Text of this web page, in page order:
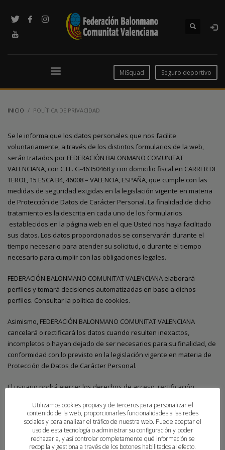
MiSquad Seguro deportivo
INICIO POLÍTICA DE PRIVACIDAD
Se le informa que los datos personales que nos facilite
voluntariamente, a través de los distintos formularios de la web,
serán tratados por FEDERACIÓN BALONMANO COMUNITAT
VALENCIANA, con C.I.F. G-46350468 y con domicilio fiscal en CARRER DE
TEROL, 15 ESCA B4, 46008 – VALENCIA, ESPAÑA, que cumple con las
medidas de seguridad exigidas en la legislación vigente en materia
de Protección de Datos de Carácter Personal. La finalidad de dicho
tratamiento es la descrita en cada uno de los formularios
establecidos en la página web en el que Usted nos haya facilitado
sus datos. Los datos proporcionados se conservarán durante el
tiempo necesario para atender su solicitud, o durante el tiempo
necesario para cumplir con las obligaciones legales.
FEDERACIÓN BALONMANO COMUNITAT VALENCIANA elaborará
perfiles y tomará decisiones automatizadas en base a dichos
perfiles. Consultar la política de cookies.
Asimismo, FEDERACIÓN BALONMANO COMUNITAT VALENCIANA
cancelará o rectificará los datos cuando resulten inexactos,
incompletos o hayan dejado de ser necesarios para su finalidad, de
conformidad con lo previsto en la legislación vigente en materia de
Protección de Datos de Carácter Personal.
El usuario podrá ejercer los derechos de acceso, rectificación,
portabilidad de datos y a no ser objeto de decisiones
individualizadas, automatizadas, en relación con los datos objeto
del tratamiento, ante el responsable del tratamiento en la dirección
anteriormente mencionada, o por correo electrónico
Utilizamos cookies propias y de terceros para personalizar el
contenido de la web, proporcionarles funcionalidades a las redes
sociales y para analizar el tráfico de nuestra web. Puede aceptar el
uso de esta tecnología o administrar su configuración y poder
rechazarla, y así controlar completamente qué información se
recopila y gestiona a través de los botones habilitados al efecto.